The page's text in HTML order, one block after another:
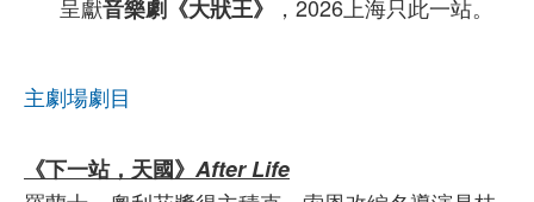
呈獻音樂劇《大狀王》 ，2026上海只此一站。
主劇場劇目
《下一站，天國》 After Life